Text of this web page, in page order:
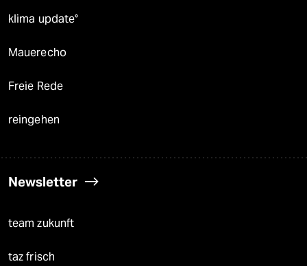
klima update°
Mauerecho
Freie Rede
reingehen
Newsletter
team zukunft
taz frisch